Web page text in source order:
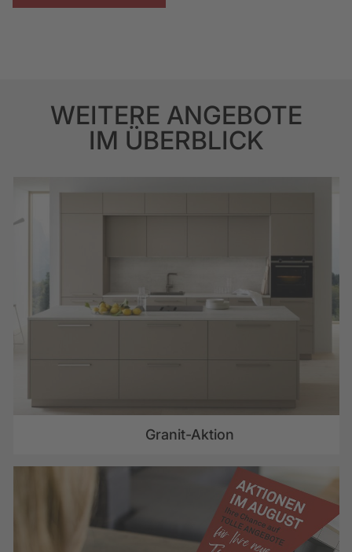
WEITERE ANGEBOTE
IM ÜBERBLICK
Granit-Aktion